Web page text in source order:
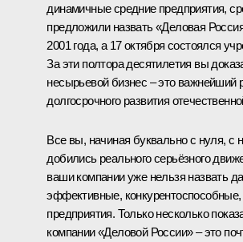
динамичные средние предприятия,
предложили назвать «Деловая
2001 года, а 17 октября состоялся
За эти полтора десятилетия вы
несырьевой бизнес – это важнейший
долгосрочного развития
Все вы, начиная буквально с нуля, с
добились реального серьёзного
ваши компании уже нельзя назвать
эффективные,
предприятия. Только несколько
компании «Деловой России» – это